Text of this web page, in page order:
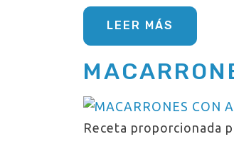
LEER MÁS
Receta proporcionada